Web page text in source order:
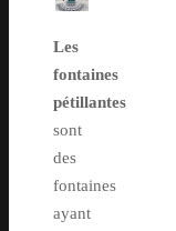
Les
fontaines
pétillantes
sont
des
fontaines
ayant